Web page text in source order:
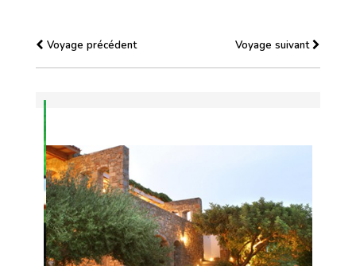
Voyage précédent Voyage suivant